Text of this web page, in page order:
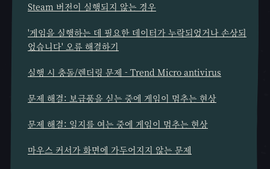
Steam 버전이 실행되지 않는 경우
'게임을 실행하는 데 필요한 데이터가 누락되었거나 손상되
었습니다' 오류 해결하기
실행 시 충돌/렌더링 문제 - Trend Micro antivirus
문제 해결: 보급품을 싣는 중에 게임이 멈추는 현상
문제 해결: 일지를 여는 중에 게임이 멈추는 현상
마우스 커서가 화면에 가두어지지 않는 문제